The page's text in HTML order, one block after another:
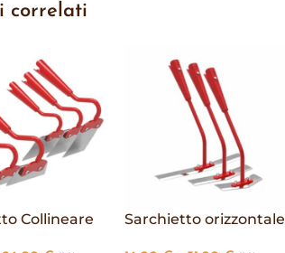
correlati
Collineare Sarchietto orizzontale